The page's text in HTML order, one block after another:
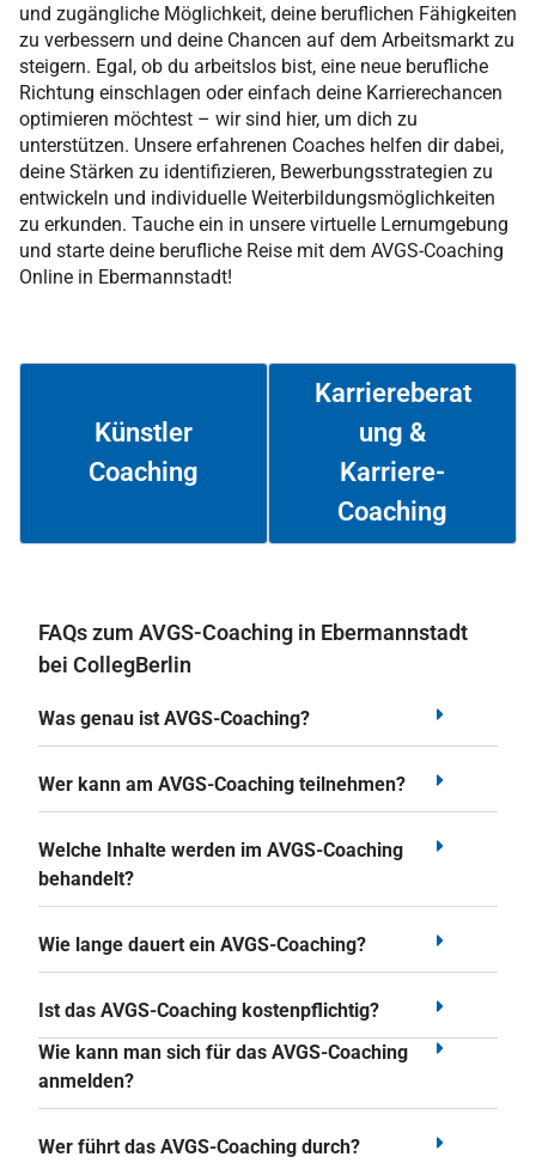
und zugängliche Möglichkeit, deine beruflichen Fähigkeiten
zu verbessern und deine Chancen auf dem Arbeitsmarkt zu
steigern. Egal, ob du arbeitslos bist, eine neue berufliche
Richtung einschlagen oder einfach deine Karrierechancen
optimieren möchtest – wir sind hier, um dich zu
unterstützen. Unsere erfahrenen Coaches helfen dir dabei,
deine Stärken zu identifizieren, Bewerbungsstrategien zu
entwickeln und individuelle Weiterbildungsmöglichkeiten
zu erkunden. Tauche ein in unsere virtuelle Lernumgebung
und starte deine berufliche Reise mit dem AVGS-Coaching
Online in Ebermannstadt!
Künstler
Coaching
Weiterlesen
Karriereberat
ung &
Karriere-
Coaching
Weiterlesen
FAQs zum AVGS-Coaching in Ebermannstadt
bei CollegBerlin
Was genau ist AVGS-Coaching?
Wer kann am AVGS-Coaching teilnehmen?
Welche Inhalte werden im AVGS-Coaching
behandelt?
Wie lange dauert ein AVGS-Coaching?
Ist das AVGS-Coaching kostenpflichtig?
Wie kann man sich für das AVGS-Coaching
anmelden?
Wer führt das AVGS-Coaching durch?